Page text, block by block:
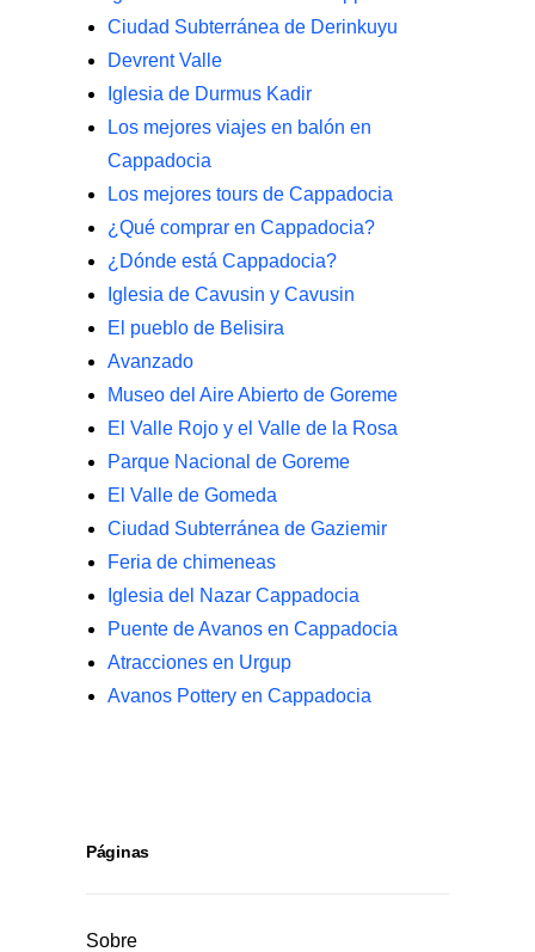
Ciudad Subterránea de Derinkuyu
Devrent Valle
Iglesia de Durmus Kadir
Los mejores viajes en balón en
Cappadocia
Los mejores tours de Cappadocia
¿Qué comprar en Cappadocia?
¿Dónde está Cappadocia?
Iglesia de Cavusin y Cavusin
El pueblo de Belisira
Avanzado
Museo del Aire Abierto de Goreme
El Valle Rojo y el Valle de la Rosa
Parque Nacional de Goreme
El Valle de Gomeda
Ciudad Subterránea de Gaziemir
Feria de chimeneas
Iglesia del Nazar Cappadocia
Puente de Avanos en Cappadocia
Atracciones en Urgup
Avanos Pottery en Cappadocia
Páginas
Sobre